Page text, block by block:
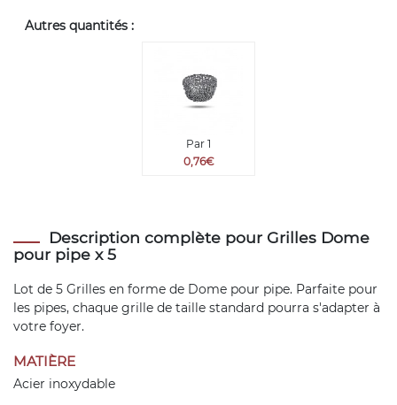
Autres quantités :
Par 1
0,76€
Description complète pour Grilles Dome
pour pipe x 5
Lot de 5 Grilles en forme de Dome pour pipe. Parfaite pour
les pipes, chaque grille de taille standard pourra s'adapter à
votre foyer.
MATIÈRE
Acier inoxydable